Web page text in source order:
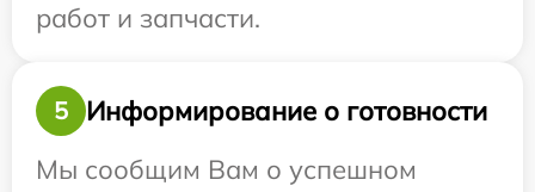
работ и запчасти.
5
Информирование о готовности
Мы сообщим Вам о успешном